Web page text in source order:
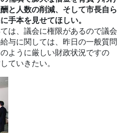
と人数の削減、そして市長自ら
手本を見せてほしい。
は、議会に権限があるので議会
与に関しては、昨日の一般質問
ように厳しい財政状況ですの
ていきたい。